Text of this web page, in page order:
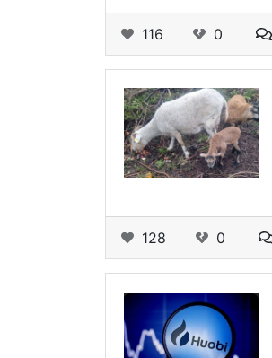
116 0
128 0